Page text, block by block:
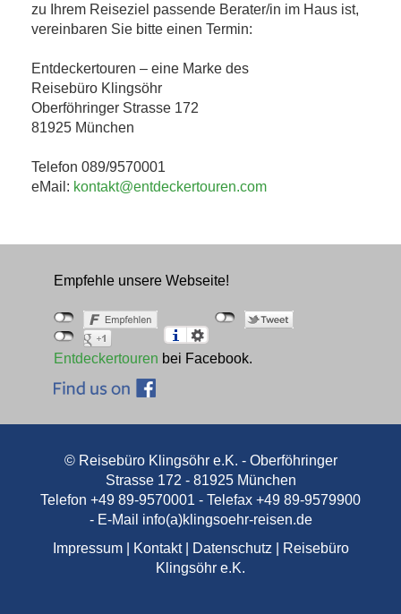
zu Ihrem Reiseziel passende Berater/in im Haus ist,
vereinbaren Sie bitte einen Termin:
Entdeckertouren – eine Marke des
Reisebüro Klingsöhr
Oberföhringer Strasse 172
81925 München
Telefon 089/9570001
eMail: kontakt@entdeckertouren.com
Empfehle unsere Webseite!
Entdeckertouren bei Facebook.
© Reisebüro Klingsöhr e.K. - Oberföhringer
Strasse 172 - 81925 München
Telefon +49 89-9570001 - Telefax +49 89-9579900
- E-Mail info(a)klingsoehr-reisen.de
Impressum| Kontakt| Datenschutz
Reisebüro
Klingsöhr e.K.